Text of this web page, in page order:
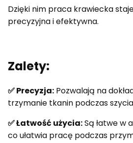
Dzięki nim praca krawiecka
precyzyjna i efektywna.
Zalety:
✅Precyzja: Pozwalają na
trzymanie tkanin podczas
✅ Łatwość użycia:Są łatwe w
co ułatwia pracę podczas